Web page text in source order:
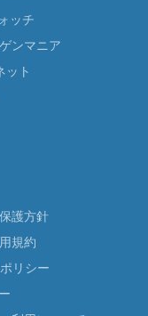
ッチ
ンマニア
ット
護方針
規約
リシー